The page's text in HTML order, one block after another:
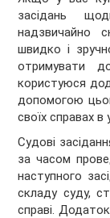
засідань
надзвичайно
швидко і
отримувати
користуюся
допомогою
своїх справах в
Судові
за часом
наступного
складу суду,
справі.